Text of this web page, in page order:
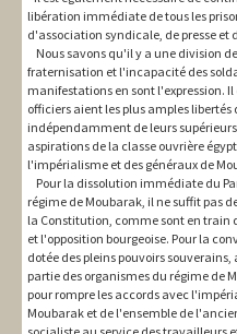
libération immédiate de tous les
d'association syndicale, de presse et
Nous savons qu'il y a une division
fraternisation et l'incapacité des
manifestations en sont l'expression. Il
officiers aient les plus amples
indépendamment de leurs
aspirations de la classe ouvrière
l'impérialisme et des généraux de
Pour la dissolution immédiate du
régime de Moubarak, il ne suffit pas
la Constitution, comme sont en train
et l'opposition bourgeoise. Pour la
dotée des pleins pouvoirs
partie des organismes du régime de
pour rompre les accords avec
Moubarak et de l'ensemble de